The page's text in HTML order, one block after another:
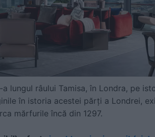
lungul râului Tamisa, în Londra, pe
în istoria acestei părți a Londrei,
mărfurile încă din 1297.